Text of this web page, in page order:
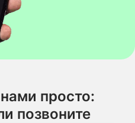
просто:
позвоните